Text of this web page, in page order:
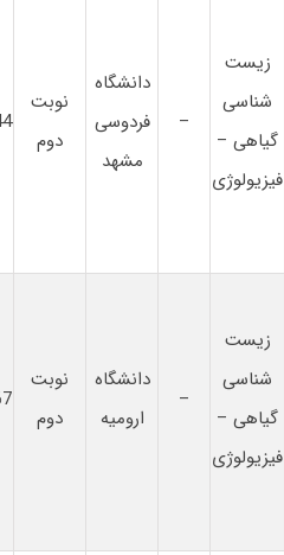
زیست
شناسی
گیاهی –
فیزیولوژی
–
دانشگاه
فردوسی
مشهد
نوبت
دوم
زیست
شناسی
گیاهی –
فیزیولوژی
–
دانشگاه
ارومیه
نوبت
دوم